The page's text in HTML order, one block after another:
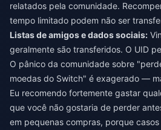
relatados pela comunidade.
tempo limitado podem não ser
Listas de amigos e dados sociais:
geralmente são transferidos. O UID
O pânico da comunidade sobre
moedas do Switch" é exagerado —
Eu recomendo fortemente gastar
que você não gostaria de perder
em pequenas compras, porque